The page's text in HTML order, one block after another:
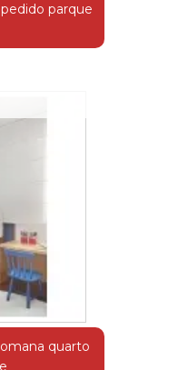
parque
quarto